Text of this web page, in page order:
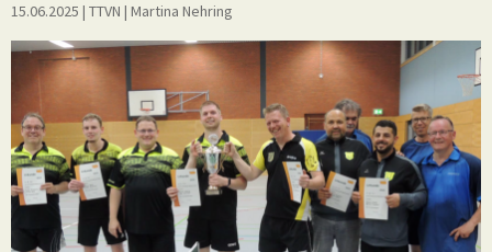
15.06.2025 | TTVN | Martina Nehring